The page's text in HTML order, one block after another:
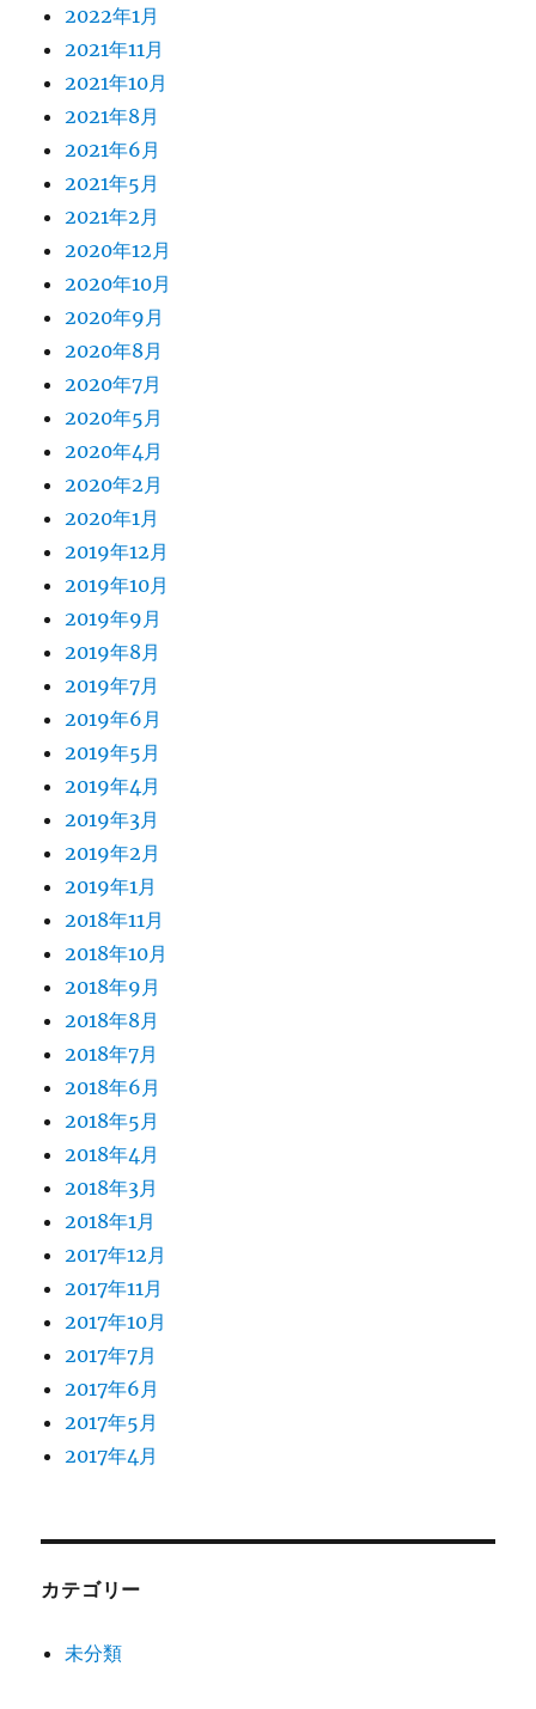
2022年1月
2021年11月
2021年10月
2021年8月
2021年6月
2021年5月
2021年2月
2020年12月
2020年10月
2020年9月
2020年8月
2020年7月
2020年5月
2020年4月
2020年2月
2020年1月
2019年12月
2019年10月
2019年9月
2019年8月
2019年7月
2019年6月
2019年5月
2019年4月
2019年3月
2019年2月
2019年1月
2018年11月
2018年10月
2018年9月
2018年8月
2018年7月
2018年6月
2018年5月
2018年4月
2018年3月
2018年1月
2017年12月
2017年11月
2017年10月
2017年7月
2017年6月
2017年5月
2017年4月
カテゴリー
未分類